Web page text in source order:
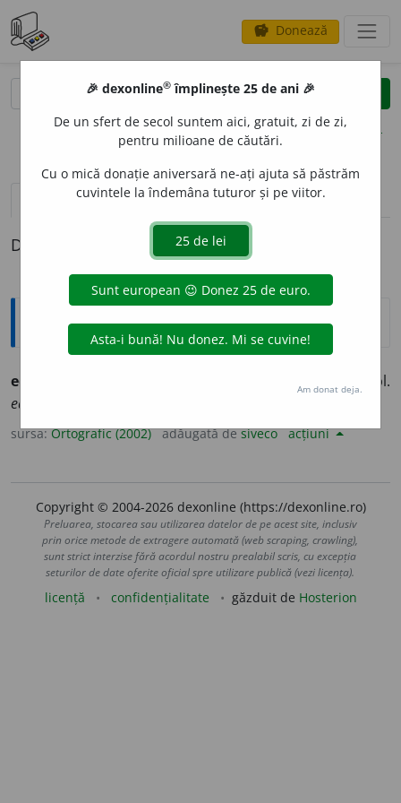
savings Donează
clear
opțiuni
definiții (1) pronunțievolume_up (17)
Definiția cu ID-ul 242552:
Ortografice DOOM
educat
f. sg. și pl.
educato
sursa:Ortografic (2002) adăugată desiveco acțiuni
Copyright © 2004-2026 dexonline (https://dexonline.ro)
Preluarea, stocarea sau utilizarea datelor de pe acest site, inclusiv
prin orice metode de extragere automată (web scraping, crawling),
sunt strict interzise fără acordul nostru prealabil scris, cu excepția
seturilor de date oferite oficial spre utilizare publică (vezi licența).
licență confidențialitate găzduit de Hosterion
🎉 dexonline® împlinește 25 de ani 🎉
De un sfert de secol suntem aici, gratuit, zi de zi,
pentru milioane de căutări.
Cu o mică donație aniversară ne-ați ajuta să păstrăm
cuvintele la îndemâna tuturor și pe viitor.
Am donat deja.